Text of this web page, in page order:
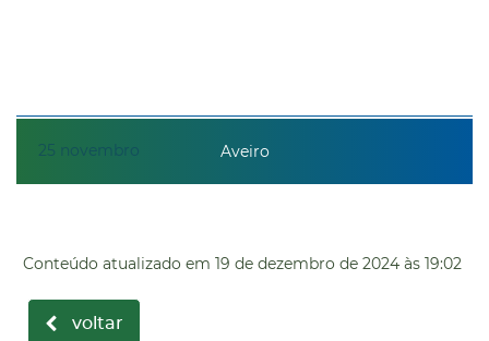
25 novembro Aveiro
Conteúdo atualizado em 19 de dezembro de 2024 às 19:02
voltar